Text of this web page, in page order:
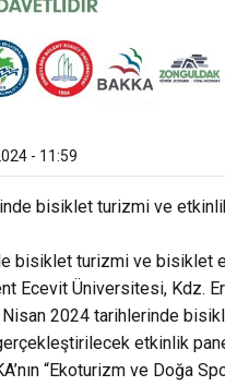
- 11:59
bisiklet turizmi ve
bisiklet turizmi ve
Ecevit Üniversitesi, Kdz.
2024 tarihlerinde
etkinlik
“Ekoturizm ve Doğa